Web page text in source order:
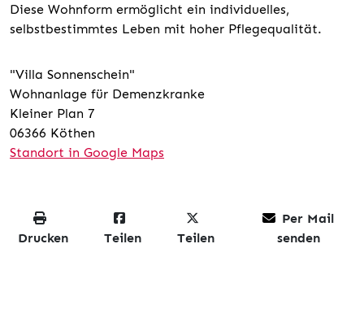
Diese Wohnform ermöglicht ein individuelles,
selbstbestimmtes Leben mit hoher Pflegequalität.
"Villa Sonnenschein"
Wohnanlage für Demenzkranke
Kleiner Plan 7
06366 Köthen
Standort in Google Maps
Drucken Teilen Teilen
Per Mail
senden